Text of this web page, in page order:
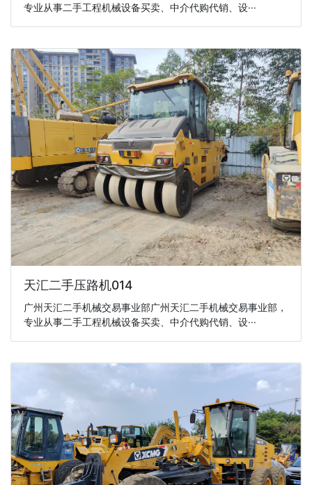
专业从事二手工程机械设备买卖、中介代购代销、设···
天汇二手压路机014
广州天汇二手机械交易事业部广州天汇二手机械交易事业部，
专业从事二手工程机械设备买卖、中介代购代销、设···